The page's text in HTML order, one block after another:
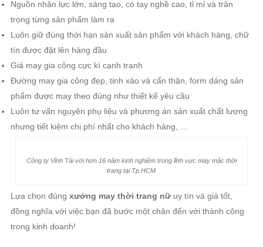
Nguồn nhân lực lớn, sáng tạo, có tay nghề cao, tỉ mỉ và trân
trọng từng sản phẩm làm ra
Luôn giữ đúng thời hạn sản xuất sản phẩm với khách hàng, chữ
tín được đặt lên hàng đầu
Giá may gia công cực kì cạnh tranh
Đường may gia công đẹp, tinh xảo và cẩn thận, form dáng sản
phẩm được may theo đúng như thiết kế yêu cầu
Luôn tư vấn nguyên phụ liệu và phương án sản xuất chất lượng
nhưng tiết kiệm chi phí nhất cho khách hàng, …
Công ty Vĩnh Tài với hơn 16 năm kinh nghiệm trong lĩnh vực may mặc thời
trang tại Tp.HCM
Lựa chọn đúng xưởng may thời trang nữ uy tín và giá tốt,
đồng nghĩa với việc bạn đã bước một chân đến với thành công
trong kinh doanh!